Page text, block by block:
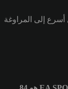
إلى المراوغة